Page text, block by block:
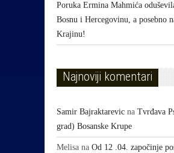
Poruka Ermina Mahmića
Bosnu i Hercegovinu, a posebno
Krajinu!
Najnoviji komentari
Samir Bajraktarevic na Tvrđava
grad) Bosanske Krupe
Melisa na Od 12 .04. započinje